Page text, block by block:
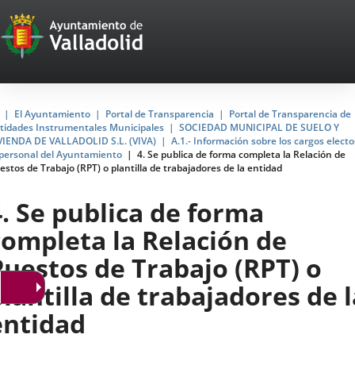
Portal
Web
del
Ayuntamiento
de
Valladolid
El Ayuntamiento Portal de Transparencia
Portal de Transparencia de
Instrumentales Municipales
SOCIEDAD MUNICIPAL DE SUELO Y
DE VALLADOLID S.L. (VIVA)
A.1.- Información sobre los cargos
del Ayuntamiento
4. Se publica de forma completa la Relación de
de Trabajo (RPT) o plantilla de trabajadores de la entidad
Se publica de forma
la Relación de
de Trabajo (RPT) o
de trabajadores de